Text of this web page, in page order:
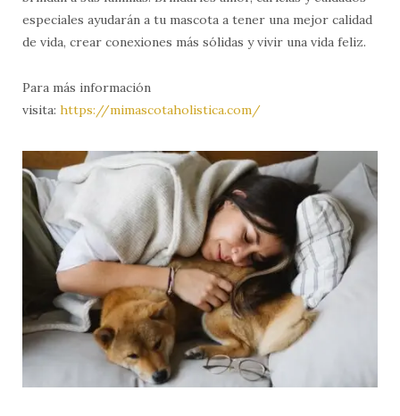
especiales ayudarán a tu mascota a tener una mejor calidad
de vida, crear conexiones más sólidas y vivir una vida feliz.
Para más información
visita: https://mimascotaholistica.com/